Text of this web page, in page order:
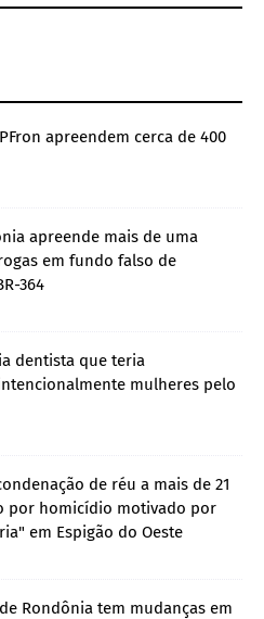
apreendem cerca de 400
apreende mais de uma
em fundo falso de
364
dentista que teria
mulheres pelo
de réu a mais de 21
por homicídio motivado por
em Espigão do Oeste
Rondônia tem mudanças em